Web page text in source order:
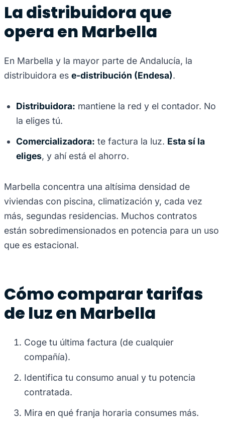
La distribuidora que
opera en Marbella
En Marbella y la mayor parte de Andalucía, la
distribuidora es e-distribución (Endesa).
Distribuidora: mantiene la red y el contador. No
la eliges tú.
Comercializadora: te factura la luz. Esta sí la
eliges, y ahí está el ahorro.
Marbella concentra una altísima densidad de
viviendas con piscina, climatización y, cada vez
más, segundas residencias. Muchos contratos
están sobredimensionados en potencia para un uso
que es estacional.
Cómo comparar tarifas
de luz en Marbella
Coge tu última factura (de cualquier
compañía).
Identifica tu consumo anual y tu potencia
contratada.
Mira en qué franja horaria consumes más.